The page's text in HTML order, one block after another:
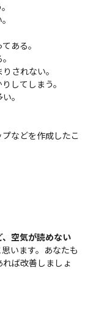
ある。
されない。
してしまう。
。
などを作成したこ
空気が読めない
思います。あなたも
ば改善しましょ